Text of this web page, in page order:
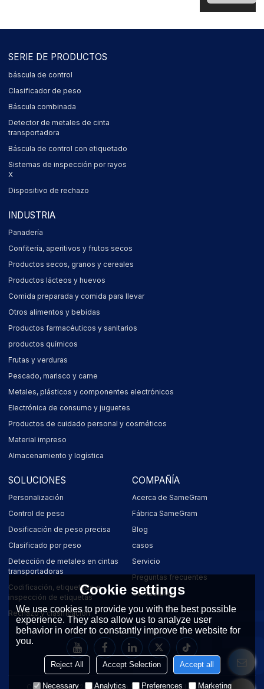
SERIE DE PRODUCTOS
báscula de control
Clasificador de peso
Báscula combinada
Detector de metales de cinta
transportadora
Báscula de control con etiquetado
Sistemas de inspección por rayos
X
Dispositivo de rechazo
INDUSTRIA
Panadería
Confitería, aperitivos y frutos secos
Productos secos, granos y cereales
Productos lácteos y huevos
Comida preparada y comida para llevar
Otros alimentos y bebidas
Productos farmacéuticos y sanitarios
productos químicos
Frutas y verduras
Pescado, marisco y carne
Metales, plásticos y componentes electrónicos
Electrónica de consumo y juguetes
Productos de cuidado personal y cosméticos
Material impreso
Almacenamiento y logística
SOLUCIONES
Personalización
Control de peso
Dosificación de peso precisa
Clasificado por peso
Detección de metales en cintas
transportadoras
Codificación, etiquetado e
inspección de etiquetas
Rechazo y clasificación
COMPAÑÍA
Acerca de SameGram
Fábrica SameGram
Blog
casos
Servicio
Preguntas frecuentes
Contáctanos
Copyright © 2026 SameGram Equipment Co., Ltd. Support By
Cookie settings
We use cookies to provide you with the best possible
experience. They also allow us to analyze user
behavior in order to constantly improve the website for
you.
Reject All Accept Selection Accept all
Necessary Analytics Preferences Marketing